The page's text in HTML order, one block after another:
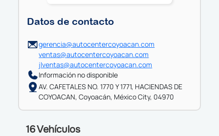
Datos de contacto
gerencia@autocentercoyoacan.com
ventas@autocentercoyoacan.com
jlventas@autocentercoyoacan.com
Información no disponible
AV. CAFETALES NO. 1770 Y 1771, HACIENDAS DE
COYOACAN, Coyoacán, México City, 04970
16 Vehículos